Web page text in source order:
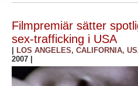
Filmpremiär sätter
sex-trafficking i USA
LOS ANGELES, CALIFORNIA,
2007